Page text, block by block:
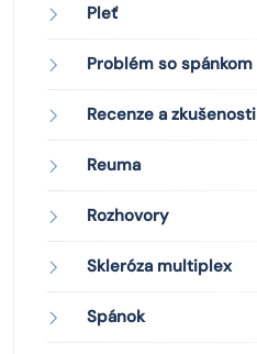
Pleť
Problém so spánkom
Recenze a zkušenosti
Reuma
Rozhovory
Skleróza multiplex
Spánok